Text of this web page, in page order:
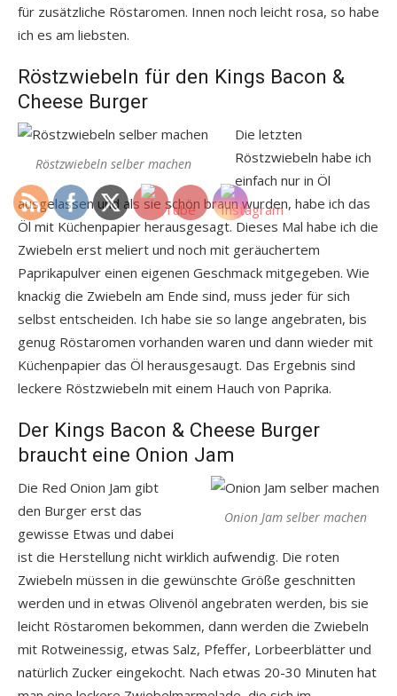
für zusätzliche Röstaromen. Innen noch leicht rosa, so habe
ich es am liebsten.
Röstzwiebeln für den Kings Bacon &
Cheese Burger
Röstzwiebeln selber machen
Die letzten
Röstzwiebeln habe ich
einfach nur in Öl
ausgelassen und als sie schön braun wurden, habe ich das
Öl mit Küchenpapier herausgesagt. Dieses Mal habe ich die
Zwiebeln erst meliert und noch mit geräuchertem
Paprikapulver einen eigenen Geschmack mitgegeben. Wie
knackig die Zwiebeln am Ende sind, muss jeder für sich
selbst entscheiden. Ich habe sie so lange angebraten, bis
genug Röstaromen vorhanden waren und dann wieder mit
Küchenpapier das Öl herausgesaugt. Das Ergebnis sind
leckere Röstzwiebeln mit einem Hauch von Paprika.
Der Kings Bacon & Cheese Burger
braucht eine Onion Jam
Onion Jam selber machen
Die Red Onion Jam gibt
den Burger erst das
gewisse Etwas und dabei
ist die Herstellung nicht wirklich aufwendig. Die roten
Zwiebeln müssen in die gewünschte Größe geschnitten
werden und in etwas Olivenöl angebraten werden, bis sie
leicht Röstaromen bekommen, dann werden die Zwiebeln
mit Rotweinessig, etwas Salz, Pfeffer, Lorbeerblätter und
natürlich Zucker eingekocht. Nach etwas 20-30 Minuten hat